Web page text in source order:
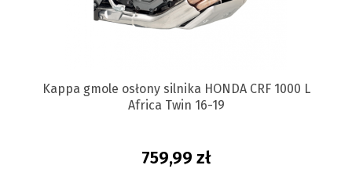
Kappa gmole osłony silnika HONDA CRF 1000 L
Africa Twin 16-19
759,99 zł